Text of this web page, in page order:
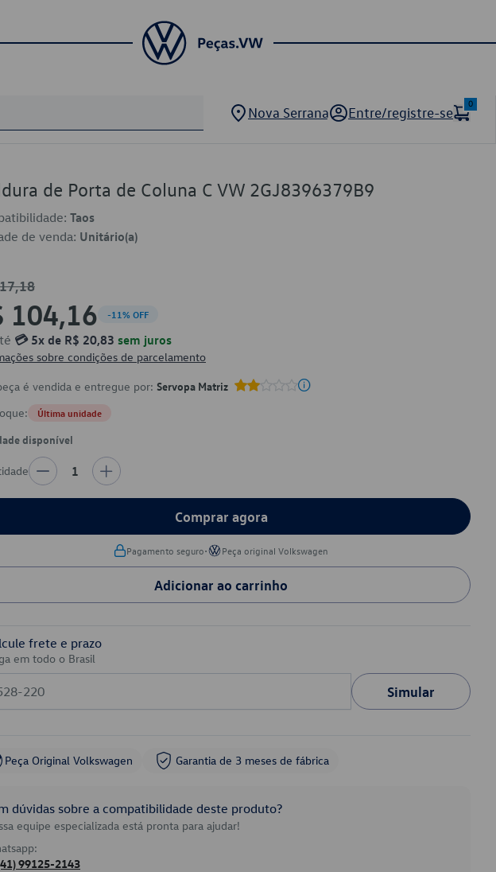
Nova Serrana Entre/registre-se
0
de Porta de Coluna C VW 2GJ8396379B9
Taos
de venda: Unitário(a)
104,16 -11% OFF
💳 5x de R$ 20,83 sem juros
sobre condições de parcelamento
é vendida e entregue por: Servopa Matriz
Última unidade
disponível
1
Comprar agora
Pagamento seguro• Peça original Volkswagen
Adicionar ao carrinho
frete e prazo
em todo o Brasil
Simular
Peça Original Volkswagen Garantia de 3 meses de fábrica
dúvidas sobre a compatibilidade deste produto?
equipe especializada está pronta para ajudar!
99125-2143